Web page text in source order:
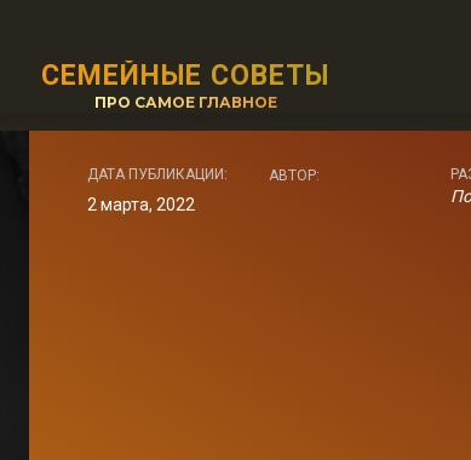
СЕМЕЙНЫЕ СОВЕТЫ
ПРО САМОЕ ГЛАВНОЕ
ДАТА ПУБЛИКАЦИИ:
2 марта, 2022
АВТОР: